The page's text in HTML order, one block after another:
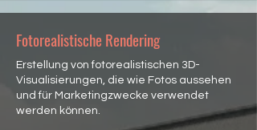
Fotorealistische Rendering
Erstellung von fotorealistischen 3D-
Visualisierungen, die wie Fotos aussehen
und für Marketingzwecke verwendet
werden können.